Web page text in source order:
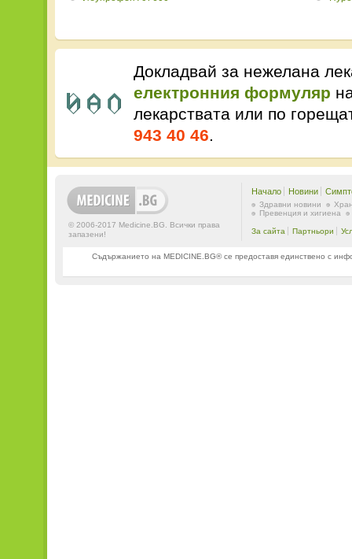
Докладвай за нежелана
електронния формуляр
лекарствата или по
943 40 46.
© 2006-2017 Medicine.BG. Всички права
запазени!
Начало Новини
Здравни новини
Превенция и хигиена
За сайта Партньори
Съдържанието на MEDICINE.BG® се предоставя единствено с